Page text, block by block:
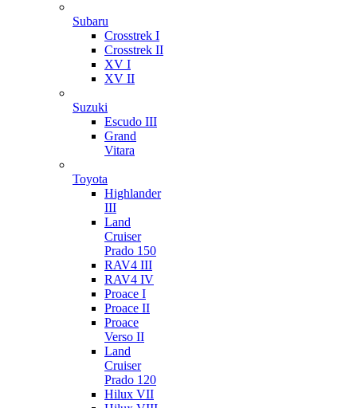
Subaru
Crosstrek I
Crosstrek II
XV I
XV II
Suzuki
Escudo III
Grand
Vitara
Toyota
Highlander
III
Land
Cruiser
Prado 150
RAV4 III
RAV4 IV
Proace I
Proace II
Proace
Verso II
Land
Cruiser
Prado 120
Hilux VII